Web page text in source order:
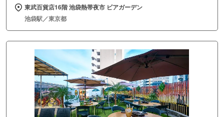
東武百貨店16階 池袋熱帯夜市 ビアガーデン
池袋駅／東京都